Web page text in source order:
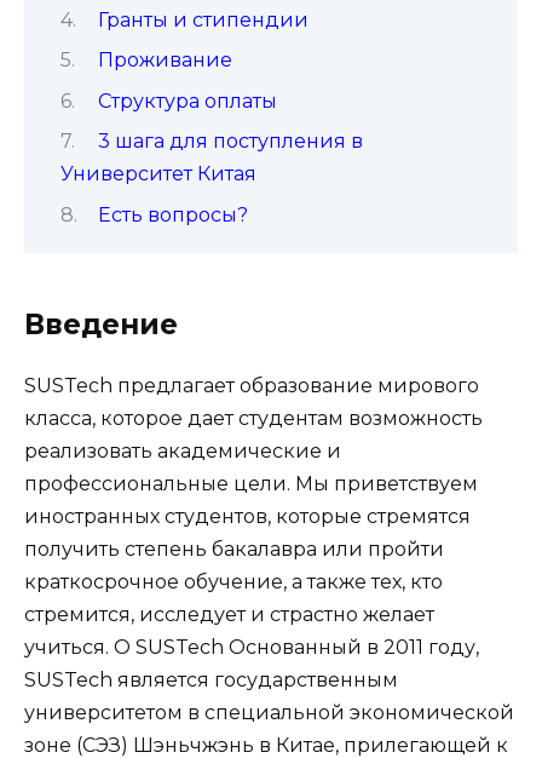
Гранты и стипендии
Проживание
Структура оплаты
3 шага для поступления в
Университет Китая
Есть вопросы?
Введение
SUSTech предлагает образование мирового
класса, которое дает студентам возможность
реализовать академические и
профессиональные цели. Мы приветствуем
иностранных студентов, которые стремятся
получить степень бакалавра или пройти
краткосрочное обучение, а также тех, кто
стремится, исследует и страстно желает
учиться. О SUSTech Основанный в 2011 году,
SUSTech является государственным
университетом в специальной экономической
зоне (СЭЗ) Шэньчжэнь в Китае, прилегающей к